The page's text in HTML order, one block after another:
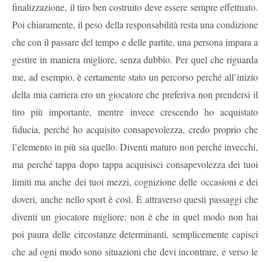
finalizzazione, il tiro ben costruito deve essere sempre effettuato.
Poi chiaramente, il peso della responsabilità resta una condizione
che con il passare del tempo e delle partite, una persona impara a
gestire in maniera migliore, senza dubbio. Per quel che riguarda
me, ad esempio, è certamente stato un percorso perché all’inizio
della mia carriera ero un giocatore che preferiva non prendersi il
tiro più importante, mentre invece crescendo ho acquistato
fiducia, perché ho acquisito consapevolezza, credo proprio che
l’elemento in più sia quello. Diventi maturo non perché invecchi,
ma perché tappa dopo tappa acquisisci consapevolezza dei tuoi
limiti ma anche dei tuoi mezzi, cognizione delle occasioni e dei
doveri, anche nello sport è così. È attraverso questi passaggi che
diventi un giocatore migliore: non è che in quel modo non hai
poi paura delle circostanze determinanti, semplicemente capisci
che ad ogni modo sono situazioni che devi incontrare, e verso le